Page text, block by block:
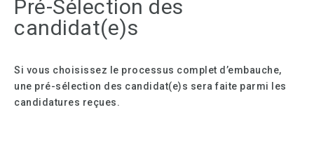
Pré-Sélection des
candidat(e)s
Si vous choisissez le processus complet d’embauche,
une pré-sélection des candidat(e)s sera faite parmi les
candidatures reçues.